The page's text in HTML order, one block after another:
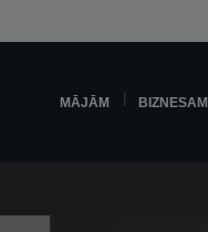
MĀJĀM BIZNESAM